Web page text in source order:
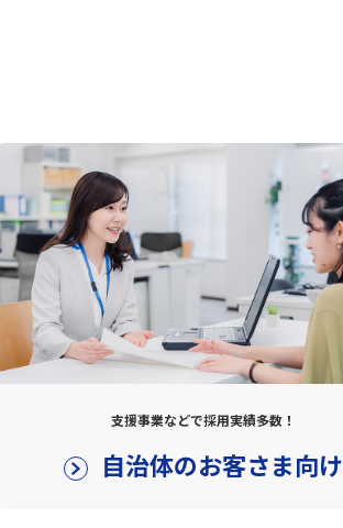
支援事業などで採用実績多数！
自治体のお客さま向け